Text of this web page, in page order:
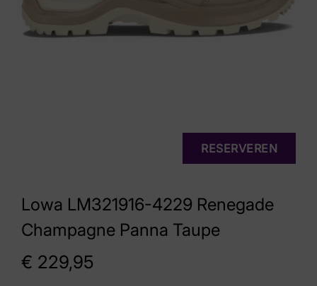
Lowa LM321916-4229 Renegade
Champagne Panna Taupe
€ 229,95
RESERVEREN